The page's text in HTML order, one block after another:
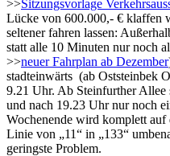
>>Sitzungsvorlage
Lücke von 600.000,- € klaffen
seltener fahren lassen:
statt alle 10 Minuten nur noch
>>neuer Fahrplan ab Dezember
stadteinwärts (ab Oststeinbek
9.21 Uhr. Ab Steinfurther
und nach 19.23 Uhr nur noch
Wochenende wird komplett auf
Linie von „11“ in „133“
geringste Problem.